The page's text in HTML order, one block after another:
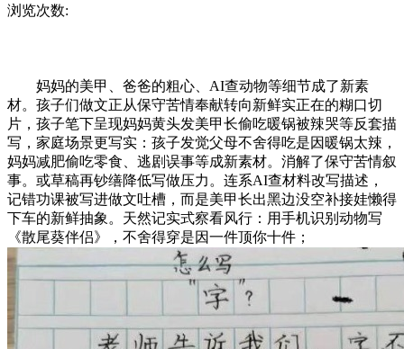
浏览次数:
妈妈的美甲、爸爸的粗心、AI查动物等细节成了新素
材。孩子们做文正从保守苦情奉献转向新鲜实正在的糊口切
片，孩子笔下呈现妈妈黄头发美甲长偷吃暖锅被辣哭等反套描
写，家庭场景更写实：孩子发觉父母不舍得吃是因暖锅太辣，
妈妈减肥偷吃零食、逃剧误事等成新素材。消解了保守苦情叙
事。或草稿再钞缮降低写做压力。连系AI查材料改写描述，
记错功课被写进做文吐槽，而是美甲长出黑边没空补接娃懒得
下车的新鲜抽象。天然记实式察看风行：用手机识别动物写
《散尾葵伴侣》，不舍得穿是因一件顶你十件；